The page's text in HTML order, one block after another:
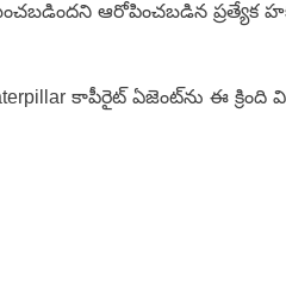
ఆరోపించబడిన ప్రత్యేక
కాపీరైట్ ఏజెంట్‌ను ఈ క్రింది